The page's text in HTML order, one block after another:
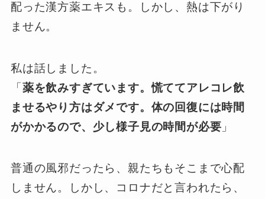
配った漢方薬エキスも。しかし、熱は下がり
ません。
私は話しました。
「薬を飲みすぎています。慌ててアレコレ飲
ませるやり方はダメです。体の回復には時間
がかかるので、少し様子見の時間が必要 」
普通の風邪だったら、親たちもそこまで心配
しません。しかし、コロナだと言われたら、